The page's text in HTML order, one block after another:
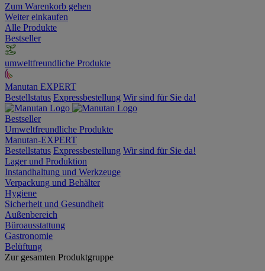
Zum Warenkorb gehen
Weiter einkaufen
Alle Produkte
Bestseller
umweltfreundliche Produkte
Manutan EXPERT
Bestellstatus Expressbestellung Wir sind für Sie da!
Bestseller
Umweltfreundliche Produkte
Manutan-EXPERT
Bestellstatus Expressbestellung Wir sind für Sie da!
Lager und Produktion
Instandhaltung und Werkzeuge
Verpackung und Behälter
Hygiene
Sicherheit und Gesundheit
Außenbereich
Büroausstattung
Gastronomie
Belüftung
Zur gesamten Produktgruppe